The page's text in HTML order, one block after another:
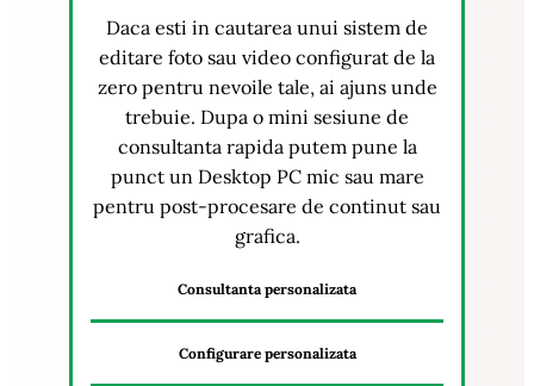
Daca esti in cautarea unui sistem de
editare foto sau video configurat de la
zero pentru nevoile tale, ai ajuns unde
trebuie. Dupa o mini sesiune de
consultanta rapida putem pune la
punct un Desktop PC mic sau mare
pentru post-procesare de continut sau
grafica.
Consultanta personalizata
Configurare personalizata